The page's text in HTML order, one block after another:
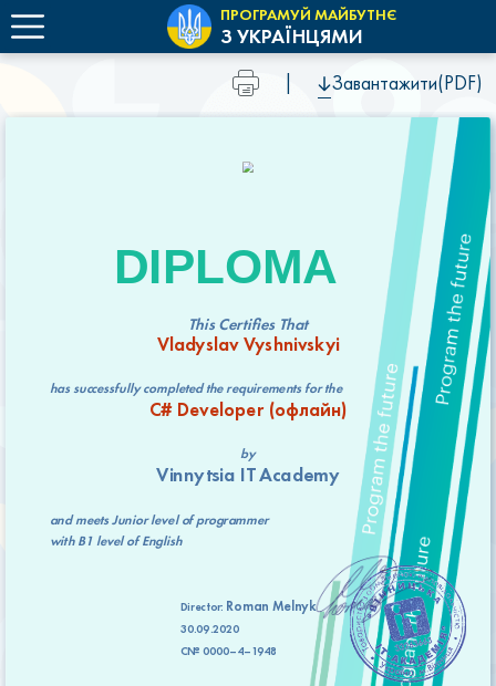
ПРОГРАМУЙ МАЙБУТНЄ
З УКРАЇНЦЯМИ
|
Завантажити(PDF)
DIPLOMA
This Certifies That
Vladyslav Vyshnivskyi
has successfully completed the requirements for the
C# Developer (офлайн)
by
Vinnytsia IT Academy
and meetsJunior levelof programmer
withB1 levelof English
Director: Roman Melnyk
30.09.2020
C№ 0000–4–1948